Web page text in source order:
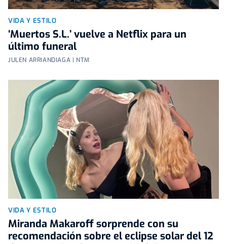
VIDA Y ESTILO
‘Muertos S.L.’ vuelve a Netflix para un
último funeral
JULEN ARRIANDIAGA | NTM
VIDA Y ESTILO
Miranda Makaroff sorprende con su
recomendación sobre el eclipse solar del 12